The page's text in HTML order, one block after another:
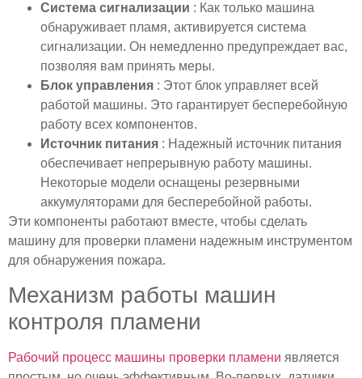
Система сигнализации : Как только машина
обнаруживает пламя, активируется система
сигнализации. Он немедленно предупреждает вас,
позволяя вам принять меры.
Блок управления : Этот блок управляет всей
работой машины. Это гарантирует бесперебойную
работу всех компонентов.
Источник питания : Надежный источник питания
обеспечивает непрерывную работу машины.
Некоторые модели оснащены резервными
аккумуляторами для бесперебойной работы.
Эти компоненты работают вместе, чтобы сделать
машину для проверки пламени надежным инструментом
для обнаружения пожара.
Механизм работы машин
контроля пламени
Рабочий процесс машины проверки пламени является